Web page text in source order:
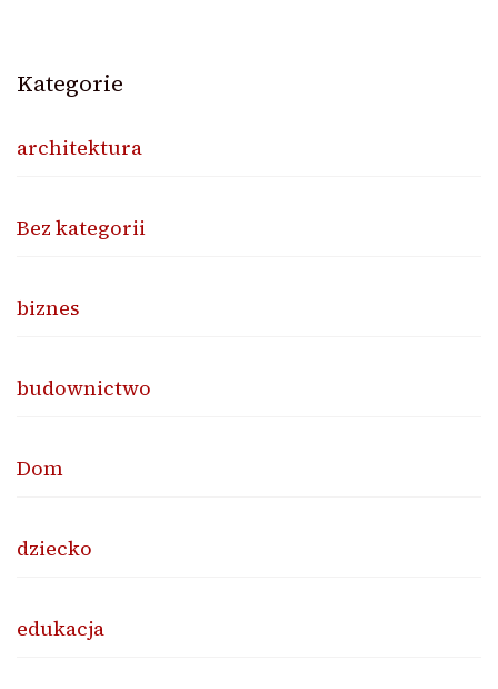
Kategorie
architektura
Bez kategorii
biznes
budownictwo
Dom
dziecko
edukacja